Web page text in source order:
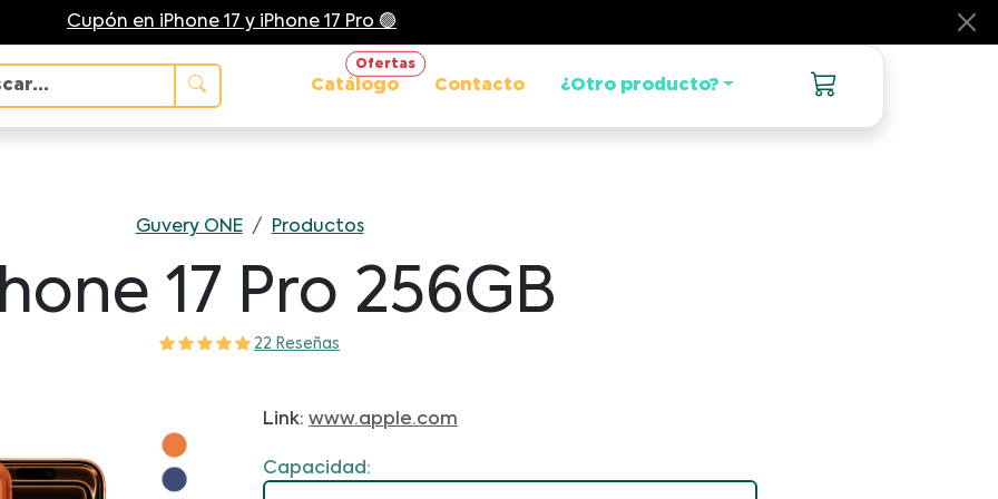
Cupón en iPhone 17 y iPhone 17 Pro 🟢
Catálogo
Ofertas
Contacto ¿Otro producto?
Guvery ONE/ Productos
17 Pro 256GB
22 Reseñas
Link: www.apple.com
Capacidad: